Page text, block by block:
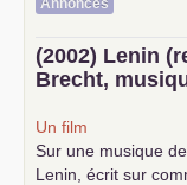
Annonces
(2002) Lenin
Brecht,
Un film
Sur une musique
Lenin, écrit sur